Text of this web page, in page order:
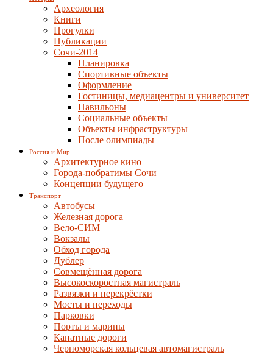
Археология
Книги
Прогулки
Публикации
Сочи-2014
Планировка
Спортивные объекты
Оформление
Гостиницы, медиацентры и университет
Павильоны
Социальные объекты
Объекты инфраструктуры
После олимпиады
Россия и Мир
Архитектурное кино
Города-побратимы Сочи
Концепции будущего
Транспорт
Автобусы
Железная дорога
Вело-СИМ
Вокзалы
Обход города
Дублер
Совмещённая дорога
Высокоскоростная магистраль
Развязки и перекрёстки
Мосты и переходы
Парковки
Порты и марины
Канатные дороги
Черноморская кольцевая автомагистраль